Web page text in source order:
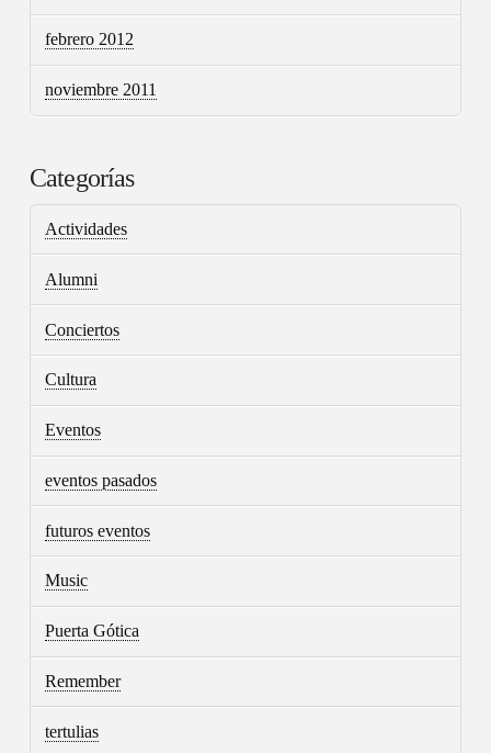
febrero 2012
noviembre 2011
Categorías
Actividades
Alumni
Conciertos
Cultura
Eventos
eventos pasados
futuros eventos
Music
Puerta Gótica
Remember
tertulias